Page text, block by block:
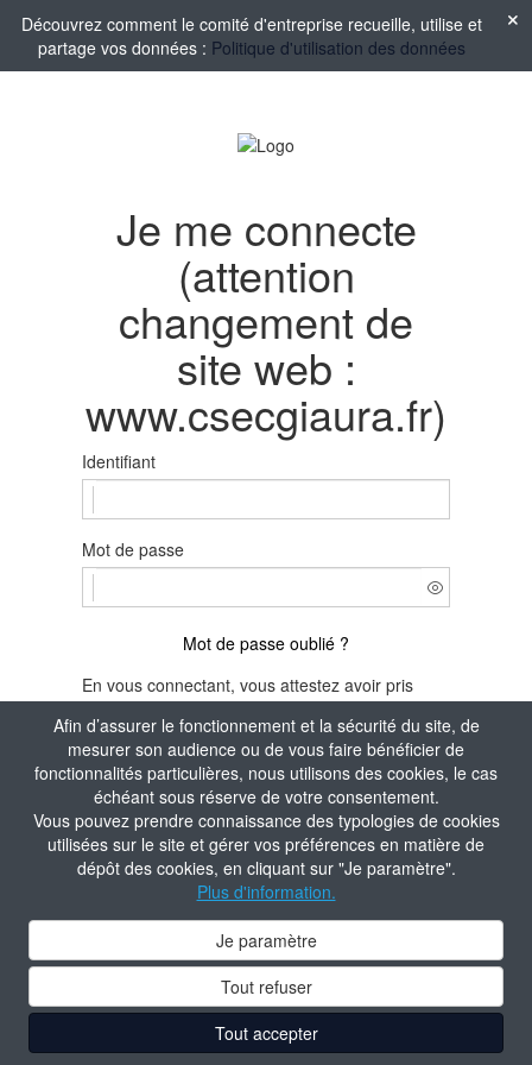
Afin d’assurer le fonctionnement et la sécurité du site, de
mesurer son audience ou de vous faire bénéficier de
fonctionnalités particulières, nous utilisons des cookies, le cas
échéant sous réserve de votre consentement.
Vous pouvez prendre connaissance des typologies de cookies
utilisées sur le site et gérer vos préférences en matière de
dépôt des cookies, en cliquant sur "Je paramètre".
Plus d'information.
Je paramètre
Tout refuser
Tout accepter
Découvrez comment le comité d'entreprise recueille, utilise et
partage vos données : Politique d'utilisation des données
Je me connecte
(attention
changement de
site web :
www.csecgiaura.fr)
Identifiant
Mot de passe
Mot de passe oublié ?
En vous connectant, vous attestez avoir pris
connaissance de laPolitique de confidentialité
du site.
Je m'identifie
Aide à la connexion